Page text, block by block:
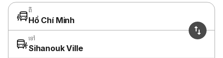
ពី
Hồ Chí Minh
ទៅ
Sihanouk Ville